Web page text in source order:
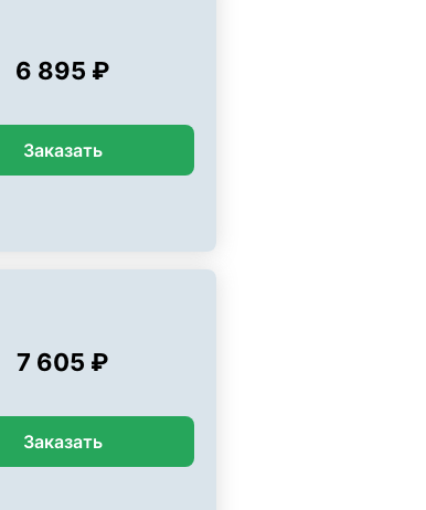
6 895 ₽
Заказать
7 605 ₽
Заказать